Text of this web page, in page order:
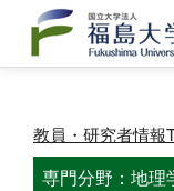
教員・研究者情報
専門分野：地理